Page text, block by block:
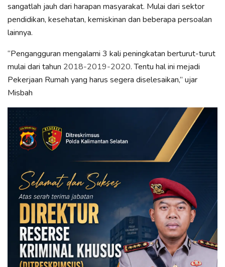
sangatlah jauh dari harapan masyarakat. Mulai dari sektor
pendidikan, kesehatan, kemiskinan dan beberapa persoalan
lainnya.
“Pengangguran mengalami 3 kali peningkatan berturut-turut
mulai dari tahun 2018-2019-2020. Tentu hal ini mejadi
Pekerjaan Rumah yang harus segera diselesaikan,” ujar
Misbah